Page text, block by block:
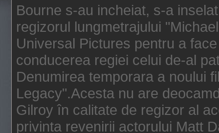
Bourne s-au incheiat, s-a
regizorul lungmetrajului
Universal Pictures pentru a
conducerea regiei celui de-al
Denumirea temporara a noului
Legacy".Acesta nu are
Gilroy în calitate de regizor al
privinta revenirii actorului Matt